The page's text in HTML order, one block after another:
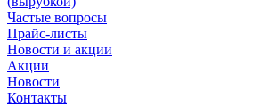
Частые вопросы
Прайс-листы
Новости и акции
Акции
Новости
Контакты